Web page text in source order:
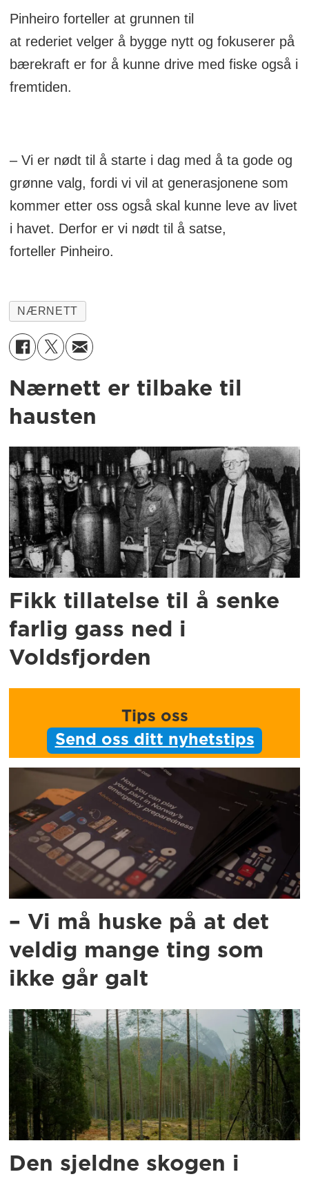
Pinheiro forteller at grunnen til
at rederiet velger å bygge nytt og fokuserer på
bærekraft er for å kunne drive med fiske også i
fremtiden.
– Vi er nødt til å starte i dag med å ta gode og
grønne valg, fordi vi vil at generasjonene som
kommer etter oss også skal kunne leve av livet
i havet. Derfor er vi nødt til å satse,
forteller Pinheiro.
NÆRNETT
Nærnett er tilbake til
hausten
Fikk tillatelse til å senke
farlig gass ned i
Voldsfjorden
Tips oss
Send oss ditt nyhetstips
– Vi må huske på at det
veldig mange ting som
ikke går galt
Den sjeldne skogen i